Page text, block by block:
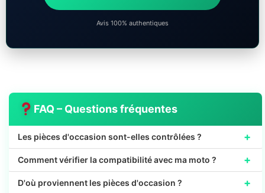
Avis 100% authentiques
FAQ – Questions fréquentes
Les pièces d'occasion sont-elles contrôlées ? +
Comment vérifier la compatibilité avec ma moto ? +
D'où proviennent les pièces d'occasion ? +